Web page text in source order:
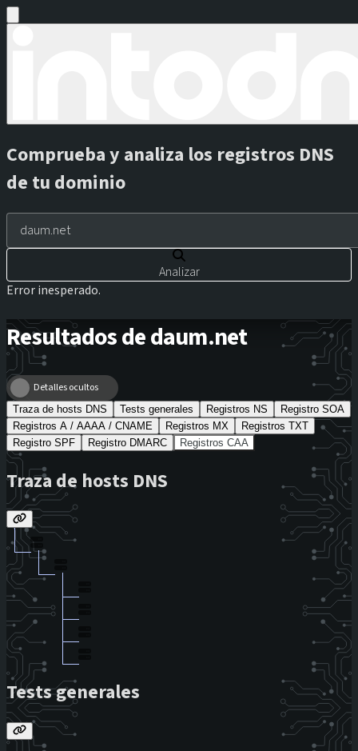
Comprueba y analiza los registros DNS
de tu dominio
Analizar
Error inesperado.
Resultados de daum.net
Detalles ocultos
Traza de hosts DNS Tests generales Registros NS
Registro SOA
Registros A / AAAA / CNAME
Registros MX
Registros TXT
Registro SPF
Registro DMARC Registros CAA
Traza de hosts DNS
Tests generales